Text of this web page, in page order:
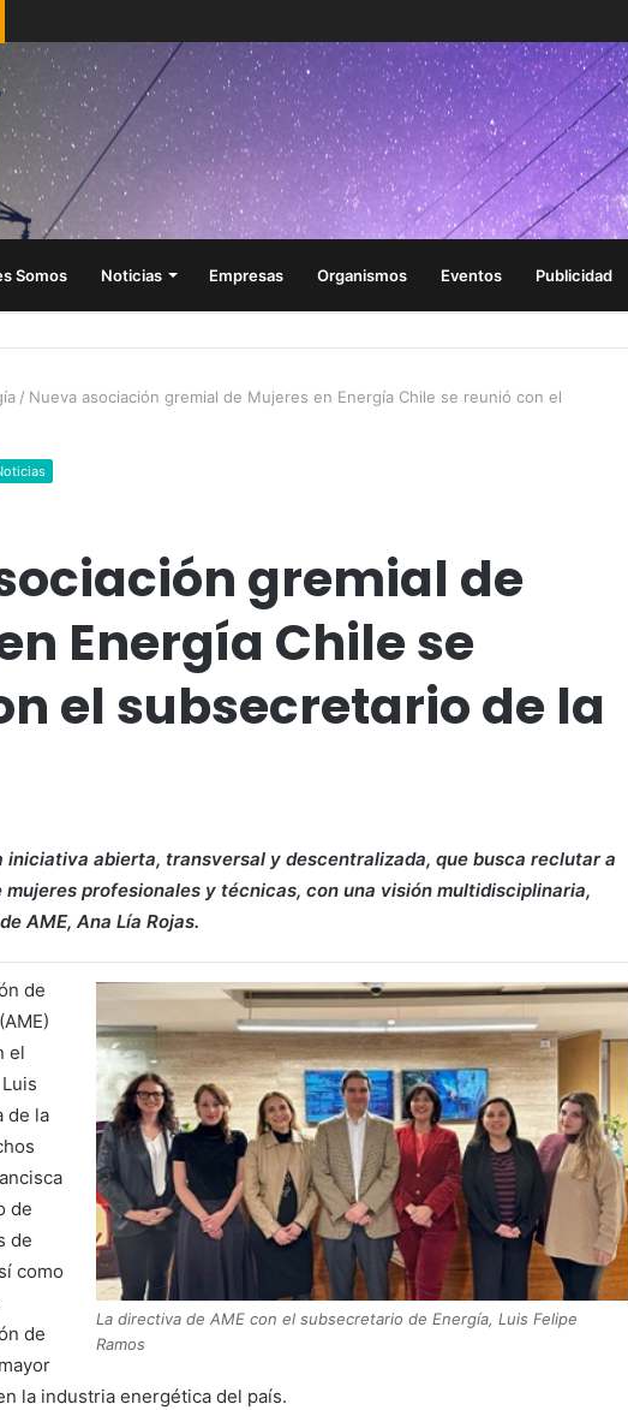
Somos Noticias Empresas Organismos Eventos Publicidad
/ Nueva asociación gremial de Mujeres en Energía Chile se reunió con el
gremial de
Energía Chile se
el subsecretario de la
iniciativa abierta, transversal y descentralizada, que busca reclutar a
mujeres profesionales y técnicas, con una visión multidisciplinaria,
AME, Ana Lía Rojas.
La directiva de AME con el subsecretario de Energía, Luis Felipe
Ramos
de
el
de la
de
de
como
de
la industria energética del país.